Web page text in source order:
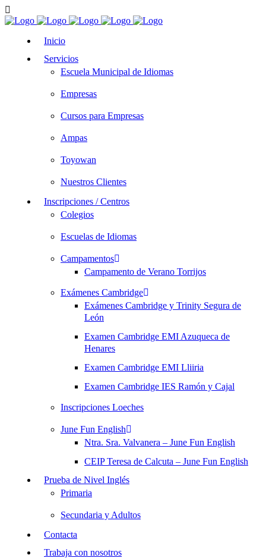
Inicio
Servicios
Escuela Municipal de Idiomas
Empresas
Cursos para Empresas
Ampas
Toyowan
Nuestros Clientes
Inscripciones / Centros
Colegios
Escuelas de Idiomas
Campamentos
Campamento de Verano Torrijos
Exámenes Cambridge
Exámenes Cambridge y Trinity Segura de
León
Examen Cambridge EMI Azuqueca de
Henares
Examen Cambridge EMI Lliiria
Examen Cambridge IES Ramón y Cajal
Inscripciones Loeches
June Fun English
Ntra. Sra. Valvanera – June Fun English
CEIP Teresa de Calcuta – June Fun English
Prueba de Nivel Inglés
Primaria
Secundaria y Adultos
Contacta
Trabaja con nosotros